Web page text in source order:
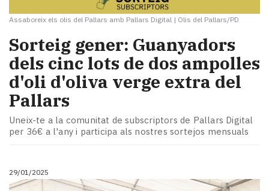
Assaboreix els olis del Pallars amb Pallars Digital | Olis del Pallars/PD
Sorteig gener: Guanyadors
dels cinc lots de dos ampolles
d'oli d'oliva verge extra del
Pallars
Uneix-te a la comunitat de subscriptors de Pallars Digital
per 36€ a l'any i participa als nostres sortejos mensuals
29/01/2025